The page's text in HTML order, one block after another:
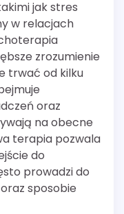
jak stres
w relacjach
zrozumienie
trwać od kilku
oraz
na obecne
terapia pozwala
do
prowadzi do
sposobie